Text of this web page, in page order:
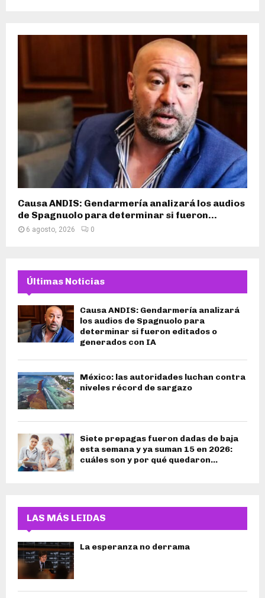
Causa ANDIS: Gendarmería analizará los audios
de Spagnuolo para determinar si fueron...
6 agosto, 2026 0
Últimas Noticias
Causa ANDIS: Gendarmería analizará
los audios de Spagnuolo para
determinar si fueron editados o
generados con IA
México: las autoridades luchan contra
niveles récord de sargazo
Siete prepagas fueron dadas de baja
esta semana y ya suman 15 en 2026:
cuáles son y por qué quedaron...
LAS MÁS LEIDAS
La esperanza no derrama